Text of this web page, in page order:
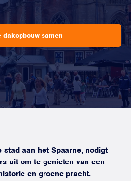
dakopbouw samen
stad aan het Spaarne, nodigt
uit om te genieten van een
en groene pracht.